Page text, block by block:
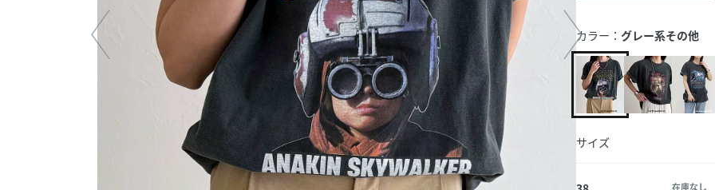
カラー： グレー系その他
サイズ